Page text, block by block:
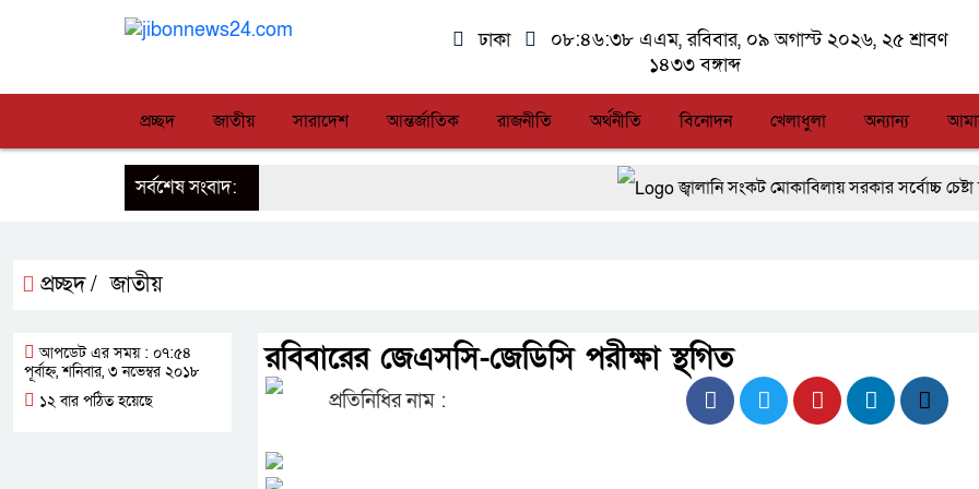
ঢাকা ০৮:৪৬:৩৮ এএম, রবিবার, ০৯ অগাস্ট ২০২৬, ২৫ শ্রাবণ
১৪৩৩ বঙ্গাব্দ
প্রচ্ছদ জাতীয় সারাদেশ আন্তর্জাতিক রাজনীতি অর্থনীতি বিনোদন খেলাধুলা অন্যান্য
সর্বশেষ সংবাদ: জ্বালানি সংকট মোকাবিলায় সরকার সর্বোচ্চ চেষ্টা
আত-তানযীল ইনস্টিটিউট চট্টগ্রাম দুবছর পেরিয়ে
ফ্যাসিবাদবিরোধী আন্দোলনে হত্যাকাণ্ডের বিচার হবে
প্রচ্ছদ / জাতীয়
রবিবারের জেএসসি-জেডিসি পরীক্ষা স্থগিত
প্রতিনিধির নাম :
আপডেট এর সময় : ০৭:৫৪
পূর্বাহ্ন, শনিবার, ৩ নভেম্বর ২০১৮
১২ বার পঠিত হয়েছে